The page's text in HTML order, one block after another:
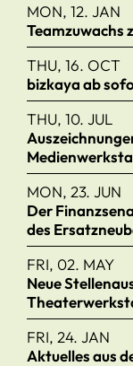
MON, 12. JAN
Teamzuwachs
THU, 16. OCT
bizkaya ab
THU, 10. JUL
MON, 23. JUN
Der
des
FRI, 02. MAY
Neue
FRI, 24. JAN
Aktuelles aus